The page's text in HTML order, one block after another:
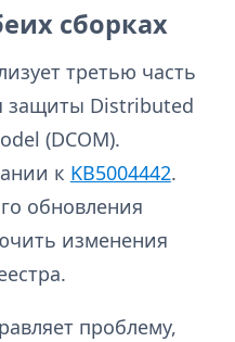
сборках
третью часть
защиты Distributed
(DCOM).
к KB5004442.
обновления
изменения
проблему,